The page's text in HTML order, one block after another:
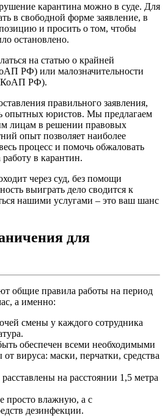
карантина можно в суде. Для
в свободной форме заявление, в
и просить о том, чтобы
остановлено.
на статью о крайней
РФ) или малозначительности
КоАП РФ).
правильного заявления,
опытных юристов. Мы предлагаем
лицам в решении правовых
опыт позволяет наиболее
процесс и помочь обжаловать
в карантин.
через суд, без помощи
выиграть дело сводится к
нашими услугами – это ваш шанс
для
общие правила работы на период
а именно:
смены у каждого сотрудника
обеспечен всеми необходимыми
вируса: маски, перчатки, средства
на расстоянии 1,5 метра
просто влажную, а с
дезинфекции.